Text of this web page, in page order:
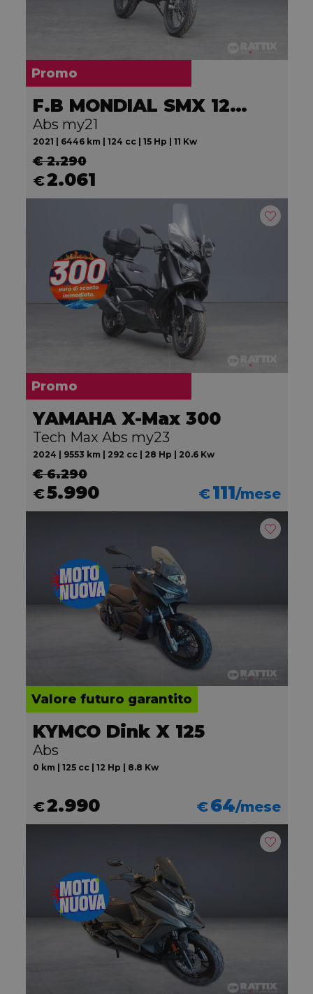
Promo
F.B MONDIAL SMX 125 Motard
Abs my21
2021 | 6446 km | 124 cc | 15 Hp | 11 Kw
€ 2.290
€2.061
Promo
YAMAHA X-Max 300
Tech Max Abs my23
2024 | 9553 km | 292 cc | 28 Hp | 20.6 Kw
€ 6.290
€5.990 €111/mese
Valore futuro garantito
KYMCO Dink X 125
Abs
0 km | 125 cc | 12 Hp | 8.8 Kw
€2.990 €64/mese